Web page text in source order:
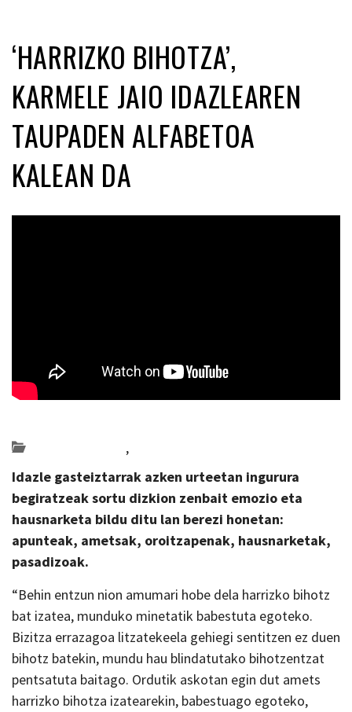
‘HARRIZKO BIHOTZA’,
KARMELE JAIO IDAZLEAREN
TAUPADEN ALFABETOA
KALEAN DA
,
Idazle gasteiztarrak azken urteetan ingurura
begiratzeak sortu dizkion zenbait emozio eta
hausnarketa bildu ditu lan berezi honetan:
apunteak, ametsak, oroitzapenak, hausnarketak,
pasadizoak.
“Behin entzun nion amumari hobe dela harrizko bihotz
bat izatea, munduko minetatik babestuta egoteko.
Bizitza errazagoa litzatekeela gehiegi sentitzen ez duen
bihotz batekin, mundu hau blindatutako bihotzentzat
pentsatuta baitago. Ordutik askotan egin dut amets
harrizko bihotza izatearekin, babestuago egoteko,